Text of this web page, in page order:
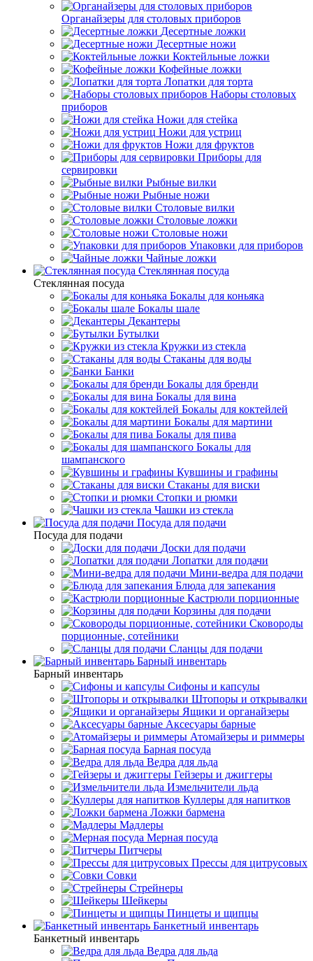
Органайзеры для столовых приборов
Десертные ложки
Десертные ножи
Коктейльные ложки
Кофейные ложки
Лопатки для торта
Наборы столовых
приборов
Ножи для стейка
Ножи для устриц
Ножи для фруктов
Приборы для
сервировки
Рыбные вилки
Рыбные ножи
Столовые вилки
Столовые ложки
Столовые ножи
Упаковки для приборов
Чайные ложки
Стеклянная посуда
Стеклянная посуда
Бокалы для коньяка
Бокалы шале
Декантеры
Бутылки
Кружки из стекла
Стаканы для воды
Банки
Бокалы для бренди
Бокалы для вина
Бокалы для коктейлей
Бокалы для мартини
Бокалы для пива
Бокалы для
шампанского
Кувшины и графины
Стаканы для виски
Стопки и рюмки
Чашки из стекла
Посуда для подачи
Посуда для подачи
Доски для подачи
Лопатки для подачи
Мини-ведра для подачи
Блюда для запекания
Кастрюли порционные
Корзины для подачи
Сковороды
порционные, сотейники
Сланцы для подачи
Барный инвентарь
Барный инвентарь
Сифоны и капсулы
Штопоры и открывалки
Ящики и органайзеры
Аксесуары барные
Атомайзеры и риммеры
Барная посуда
Ведра для льда
Гейзеры и джиггеры
Измельчители льда
Куллеры для напитков
Ложки бармена
Мадлеры
Мерная посуда
Питчеры
Прессы для цитрусовых
Совки
Стрейнеры
Шейкеры
Пинцеты и щипцы
Банкетный инвентарь
Банкетный инвентарь
Ведра для льда